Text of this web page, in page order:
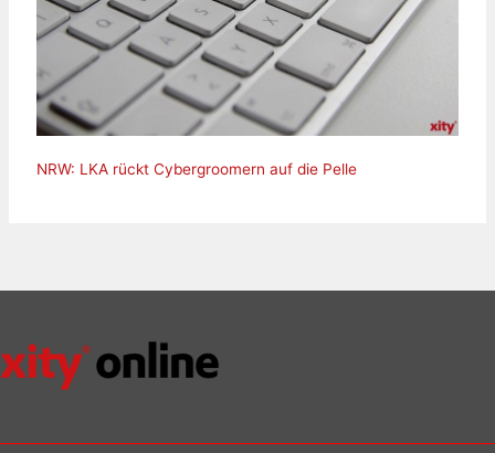
NRW: LKA rückt Cybergroomern auf die Pelle